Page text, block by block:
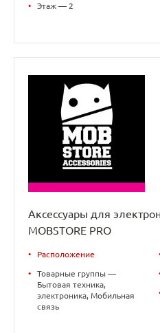
• Этаж — 2
Аксессуары для
MOBSTORE PRO
• Расположение
•
Товарные группы —
Бытовая техника,
электроника, Мобильная
связь